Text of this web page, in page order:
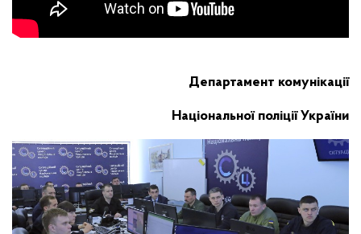
Департамент комунікації
Національної поліції України